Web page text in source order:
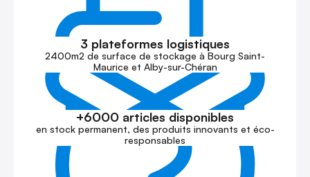
3 plateformes logistiques
2400m2 de surface de stockage à Bourg Saint-
Maurice et Alby-sur-Chéran
+6000 articles disponibles
en stock permanent, des produits innovants et éco-
responsables